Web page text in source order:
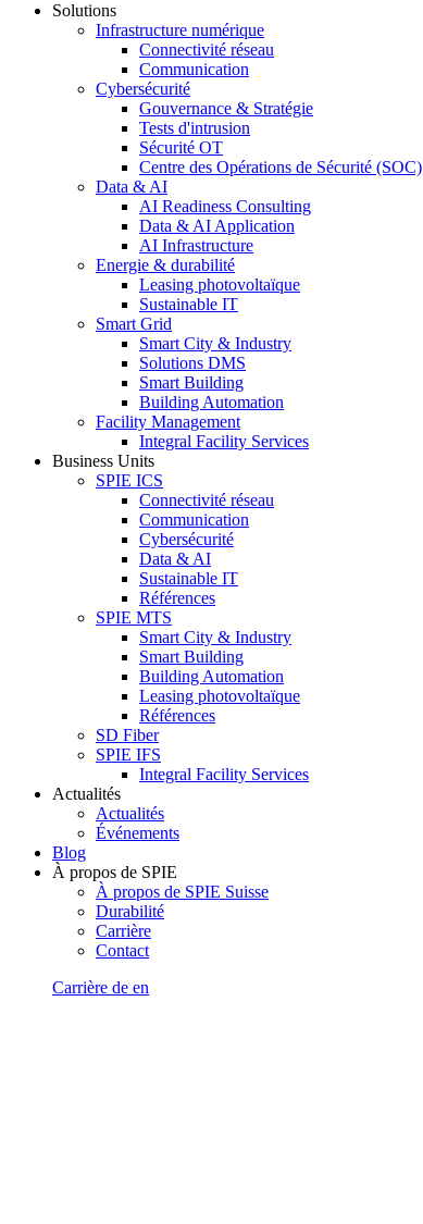
Solutions
Infrastructure numérique
Connectivité réseau
Communication
Cybersécurité
Gouvernance & Stratégie
Tests d'intrusion
Sécurité OT
Centre des Opérations de Sécurité (SOC)
Data & AI
AI Readiness Consulting
Data & AI Application
AI Infrastructure
Energie & durabilité
Leasing photovoltaïque
Sustainable IT
Smart Grid
Smart City & Industry
Solutions DMS
Smart Building
Building Automation
Facility Management
Integral Facility Services
Business Units
SPIE ICS
Connectivité réseau
Communication
Cybersécurité
Data & AI
Sustainable IT
Références
SPIE MTS
Smart City & Industry
Smart Building
Building Automation
Leasing photovoltaïque
Références
SD Fiber
SPIE IFS
Integral Facility Services
Actualités
Actualités
Événements
Blog
À propos de SPIE
À propos de SPIE Suisse
Durabilité
Carrière
Contact
Carrière de en